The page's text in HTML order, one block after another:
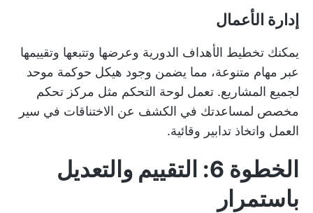
إدارة الأعمال
يمكنك تخطيط الأهداف الدورية وعرضها وتتبعها وتقييمها
عبر مهام متنوعة، مما يضمن وجود هيكل حوكمة موحد
لجميع المشاريع. تعمل لوحة التحكم مثل مركز تحكم
مخصص لمساعدتك في الكشف عن الاختناقات في سير
العمل واتخاذ تدابير وقائية.
الخطوة 6: التقييم والتعديل
باستمرار